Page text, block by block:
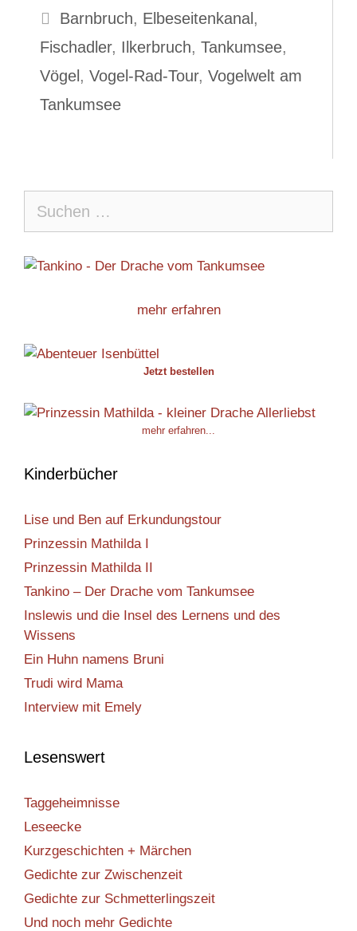
Schlagwörter
Barnbruch, Elbeseitenkanal ,
Fischadler, Ilkerbruch, Tankumsee,
Vögel , Vogel-Rad-Tour, Vogelwelt am
Tankumsee
nach:
mehr erfahren
Jetzt bestellen
mehr erfahren...
Kinderbücher
Lise und Ben auf Erkundungstour
Prinzessin Mathilda I
Prinzessin Mathilda II
Tankino – Der Drache vom Tankumsee
Inslewis und die Insel des Lernens und des
Wissens
Ein Huhn namens Bruni
Trudi wird Mama
Interview mit Emely
Lesenswert
Taggeheimnisse
Leseecke
Kurzgeschichten + Märchen
Gedichte zur Zwischenzeit
Gedichte zur Schmetterlingszeit
Und noch mehr Gedichte